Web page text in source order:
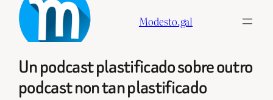
content
Modesto.gal
Un podcast plastificado sobre outro
podcast non tan plastificado